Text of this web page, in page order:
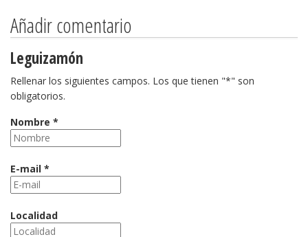
Añadir comentario
Leguizamón
Rellenar los siguientes campos. Los que tienen "*" son
obligatorios.
Nombre *
E-mail *
Localidad